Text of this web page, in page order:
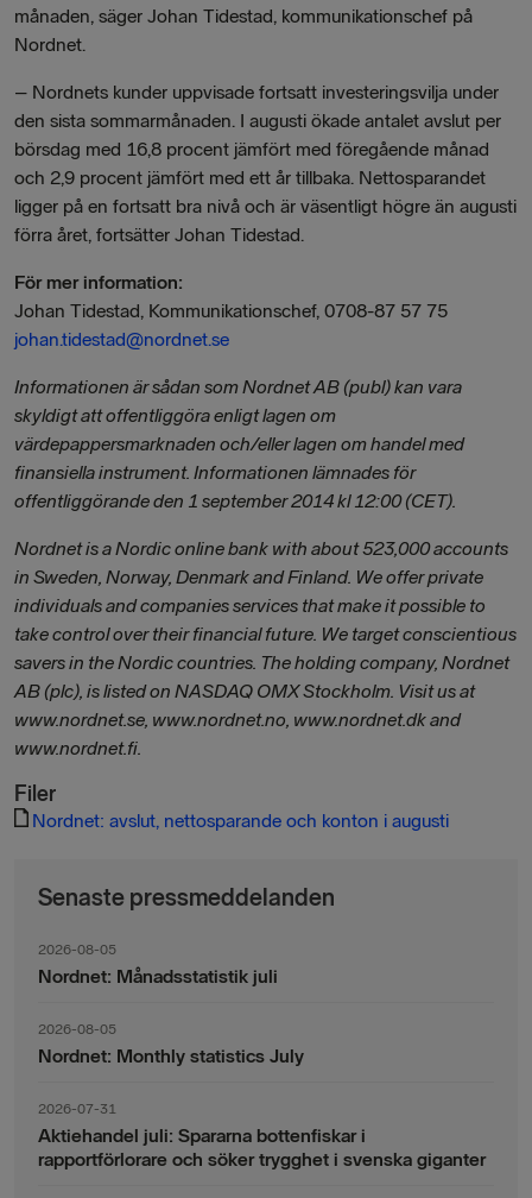
månaden, säger Johan Tidestad, kommunikationschef på
Nordnet.
– Nordnets kunder uppvisade fortsatt investeringsvilja under
den sista sommarmånaden. I augusti ökade antalet avslut per
börsdag med 16,8 procent jämfört med föregående månad
och 2,9 procent jämfört med ett år tillbaka. Nettosparandet
ligger på en fortsatt bra nivå och är väsentligt högre än augusti
förra året, fortsätter Johan Tidestad.
För mer information:
Johan Tidestad, Kommunikationschef, 0708-87 57 75
johan.tidestad@nordnet.se
Informationen är sådan som Nordnet AB (publ) kan vara
skyldigt att offentliggöra enligt lagen om
värdepappersmarknaden och/eller lagen om handel med
finansiella instrument. Informationen lämnades för
offentliggörande den 1 september 2014 kl 12:00 (CET).
Nordnet is a Nordic online bank with about 523,000 accounts
in Sweden, Norway, Denmark and Finland. We offer private
individuals and companies services that make it possible to
take control over their financial future. We target conscientious
savers in the Nordic countries. The holding company, Nordnet
AB (plc), is listed on NASDAQ OMX Stockholm. Visit us at
www.nordnet.se, www.nordnet.no, www.nordnet.dk and
www.nordnet.fi.
Filer
Nordnet: avslut, nettosparande och konton i augusti
Senaste pressmeddelanden
2026-08-05
Nordnet: Månadsstatistik juli
2026-08-05
Nordnet: Monthly statistics July
2026-07-31
Aktiehandel juli: Spararna bottenfiskar i
rapportförlorare och söker trygghet i svenska giganter